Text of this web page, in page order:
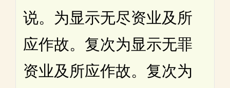
说。为显示无尽资业及所
应作故。复次为显示无罪
资业及所应作故。复次为